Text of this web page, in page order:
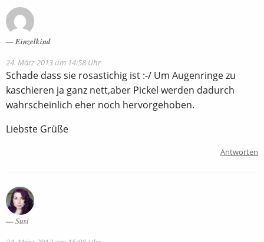
Einzelkind
24. März 2013 um 14:58 Uhr
Schade dass sie rosastichig ist :-/ Um Augenringe zu
kaschieren ja ganz nett,aber Pickel werden dadurch
wahrscheinlich eher noch hervorgehoben.
Liebste Grüße
Antworten
Susi